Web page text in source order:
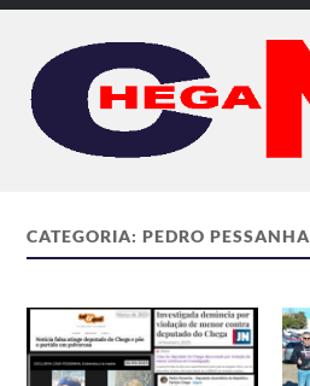
CATEGORIA:PEDRO PESSANHA